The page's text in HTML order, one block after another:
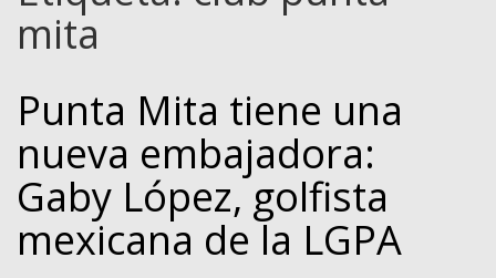
HOTELES
mita
Punta Mita tiene una
nueva embajadora:
Gaby López, golfista
mexicana de la LGPA